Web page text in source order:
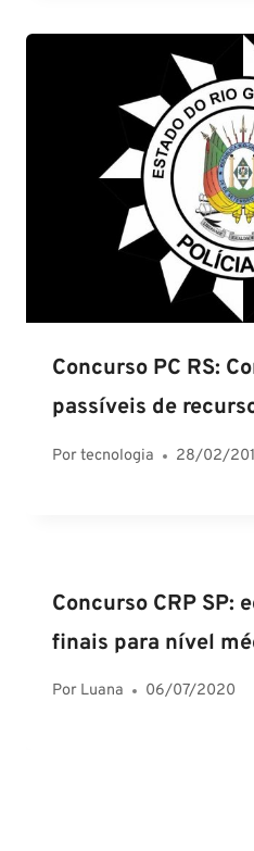
Concurso PC RS:
passíveis de
Portecnologia 28/02/
Concurso CRP SP:
finais para nível
Por Luana 06/07/2020